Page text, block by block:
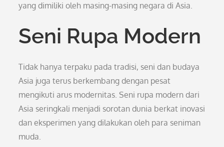
yang dimiliki oleh masing-masing negara di Asia.
Seni Rupa Modern
Tidak hanya terpaku pada tradisi, seni dan budaya
Asia juga terus berkembang dengan pesat
mengikuti arus modernitas. Seni rupa modern dari
Asia seringkali menjadi sorotan dunia berkat inovasi
dan eksperimen yang dilakukan oleh para seniman
muda.